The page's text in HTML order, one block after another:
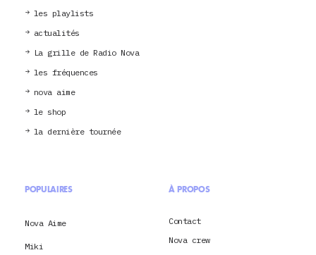
les playlists
actualités
La grille de Radio Nova
les fréquences
nova aime
le shop
la dernière tournée
POPULAIRES
Nova Aime
Miki
À PROPOS
Contact
Nova crew